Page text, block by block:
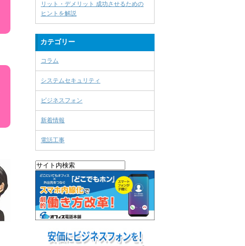
リット・デメリット 成功させるための
ヒントを解説
カテゴリー
コラム
システムセキュリティ
ビジネスフォン
新着情報
電話工事